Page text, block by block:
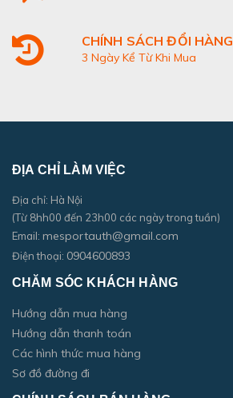
CHÍNH SÁCH ĐỔI HÀNG
3 Ngày Kể Từ Khi Mua
ĐỊA CHỈ LÀM VIỆC
Địa chỉ: Hà Nội
(Từ 8hh00 đến 23h00 các ngày trong tuần)
Email: mesportauth@gmail.com
Điện thoại: 0904600893
CHĂM SÓC KHÁCH HÀNG
Hướng dẫn mua hàng
Hướng dẫn thanh toán
Các hình thức mua hàng
Sơ đồ đường đi